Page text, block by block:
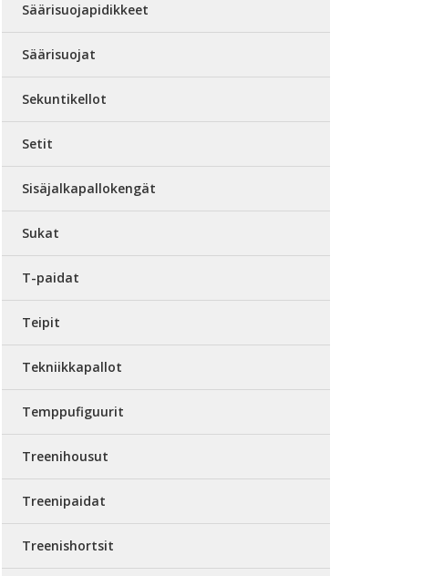
Säärisuojapidikkeet
Säärisuojat
Sekuntikellot
Setit
Sisäjalkapallokengät
Sukat
T-paidat
Teipit
Tekniikkapallot
Temppufiguurit
Treenihousut
Treenipaidat
Treenishortsit